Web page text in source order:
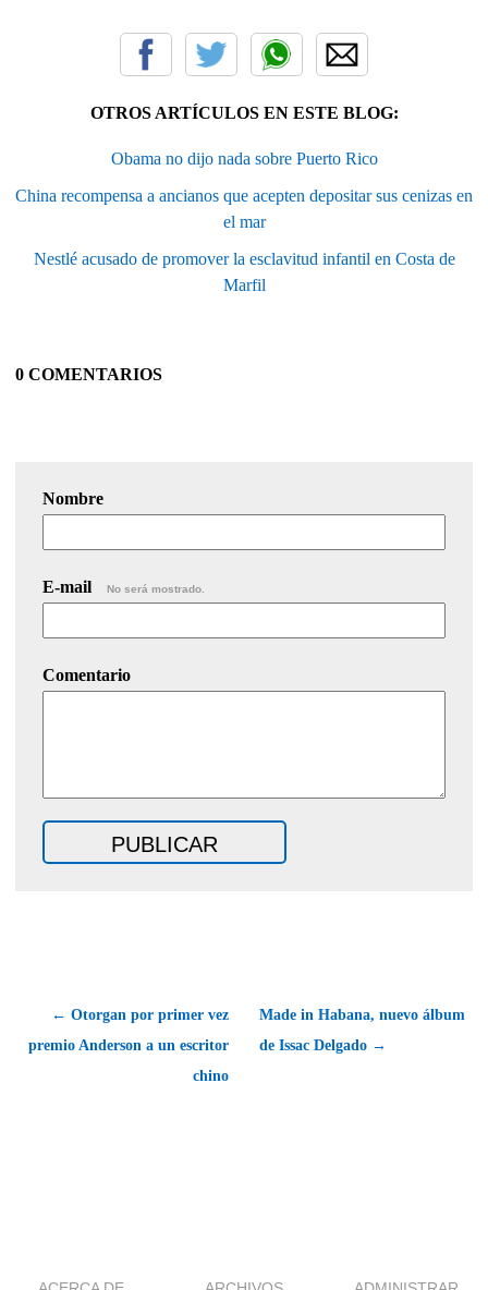
OTROS ARTÍCULOS EN ESTE BLOG:
Obama no dijo nada sobre Puerto Rico
China recompensa a ancianos que acepten depositar sus cenizas en
el mar
Nestlé acusado de promover la esclavitud infantil en Costa de
Marfil
0 COMENTARIOS
Nombre
E-mail No será mostrado.
Comentario
← Otorgan por primer vez
premio Anderson a un escritor
chino
Made in Habana, nuevo álbum
de Issac Delgado →